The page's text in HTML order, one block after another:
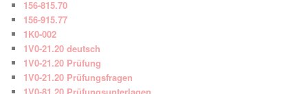
156-815.70
156-915.77
1K0-002
1V0-21.20 deutsch
1V0-21.20 Prüfung
1V0-21.20 Prüfungsfragen